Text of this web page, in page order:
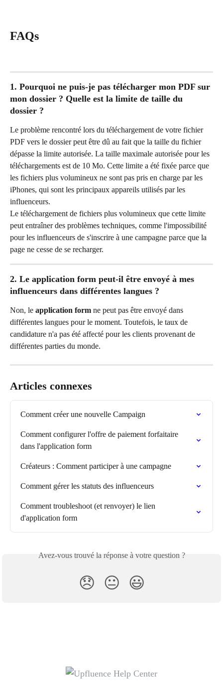
FAQs
1. Pourquoi ne puis-je pas télécharger mon PDF sur
mon dossier ? Quelle est la limite de taille du
dossier ?
Le problème rencontré lors du téléchargement de votre fichier
PDF vers le dossier peut être dû au fait que la taille du fichier
dépasse la limite autorisée. La taille maximale autorisée pour les
téléchargements est de 10 Mo. Cette limite a été fixée parce que
les fichiers plus volumineux ne sont pas pris en charge par les
iPhones, qui sont les principaux appareils utilisés par les
influenceurs.
Le téléchargement de fichiers plus volumineux que cette limite
peut entraîner des problèmes techniques, comme l'impossibilité
pour les influenceurs de s'inscrire à une campagne parce que la
page ne cesse de se recharger.
2. Le application form peut-il être envoyé à mes
influenceurs dans différentes langues ?
Non, le application form ne peut pas être envoyé dans
différentes langues pour le moment. Toutefois, le taux de
candidature n'a pas été affecté pour les clients provenant de
différentes parties du monde.
Articles connexes
Comment créer une nouvelle Campaign
Comment configurer l'offre de paiement forfaitaire
dans l'application form
Créateurs : Comment participer à une campagne
Comment gérer les statuts des influenceurs
Comment troubleshoot (et renvoyer) le lien
d'application form
Avez-vous trouvé la réponse à votre question ?
😞 😐 😃